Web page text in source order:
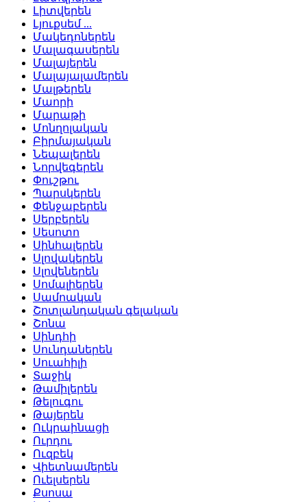
Լիտվերեն
Լյուքսեմ ...
Մակեդոներեն
Մալագասերեն
Մալայերեն
Մալայալամերեն
Մալթերեն
Մաորի
Մարաթի
Մոնղոլական
Բիրմայական
Նեպալերեն
Նորվեգերեն
Փուշթու
Պարսկերեն
Փենջաբերեն
Սերբերեն
Սեսոտո
Սինհալերեն
Սլովակերեն
Սլովեներեն
Սոմալիերեն
Սամոական
Շոտլանդական գելական
Շոնա
Սինդհի
Սունդաներեն
Սուահիլի
Տաջիկ
Թամիլերեն
Թելուգու
Թայերեն
Ուկրաինացի
Ուրդու
Ուզբեկ
Վիետնամերեն
Ուելսերեն
Քսոսա